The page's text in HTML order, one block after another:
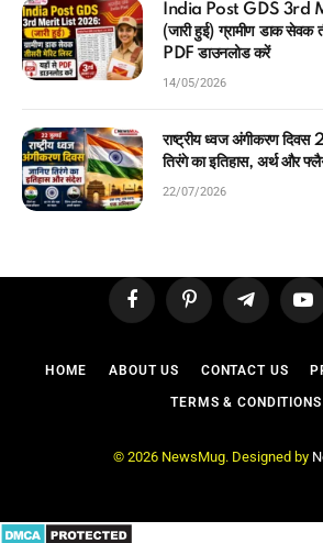
India Post GDS 3rd
(जारी हुई) ग्रामीण डाक सेवक
PDF डाउनलोड करें
14/05/2026
राष्ट्रीय ध्वज अंगीकरण
तिरंगे का इतिहास, अर्थ और
22/07/2026
FacebookPinterest Telegram
HOME ABOUT US CONTACT US
TERMS & CONDITIONS
© 2026 NewsMug. Designed by